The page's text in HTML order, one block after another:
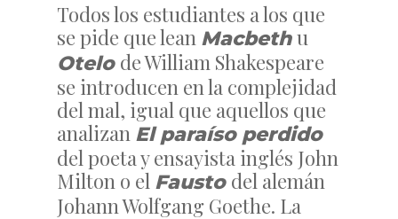
Todos los estudiantes a los que
se pide que lean Macbethu
Otelo de William Shakespeare
se introducen en la complejidad
del mal, igual que aquellos que
analizan El paraíso perdido
del poeta y ensayista inglés John
Milton o el Fausto del alemán
Johann Wolfgang Goethe. La